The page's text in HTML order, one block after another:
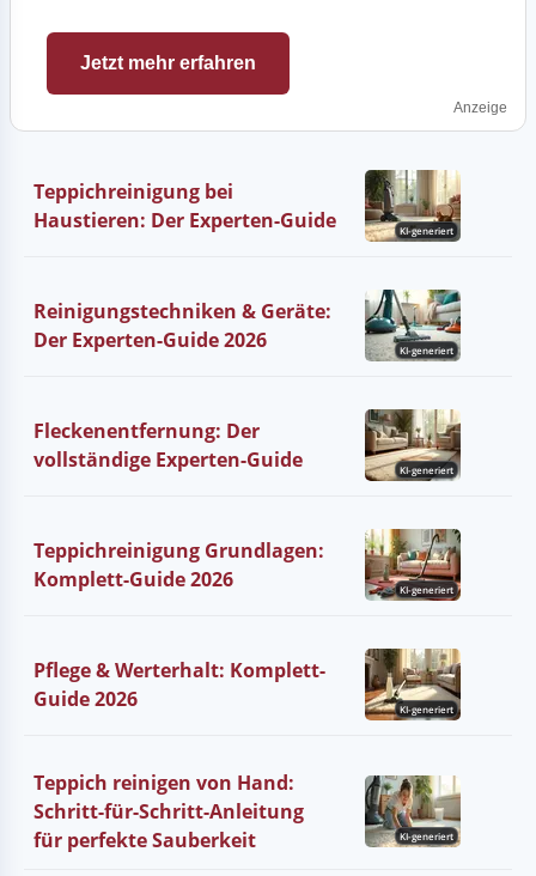
Jetzt mehr erfahren
Anzeige
Teppichreinigung bei
Haustieren: Der Experten-Guide
KI-generiert
Reinigungstechniken & Geräte:
Der Experten-Guide 2026
KI-generiert
Fleckenentfernung: Der
vollständige Experten-Guide
KI-generiert
Teppichreinigung Grundlagen:
Komplett-Guide 2026
KI-generiert
Pflege & Werterhalt: Komplett-
Guide 2026
KI-generiert
Teppich reinigen von Hand:
Schritt-für-Schritt-Anleitung
für perfekte Sauberkeit
KI-generiert